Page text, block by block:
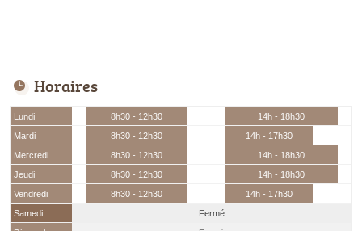
Horaires
Lundi 8h30 - 12h30
14h - 18h30
Mardi
8h30 - 12h30
14h - 17h30
Mercredi
8h30 - 12h30
14h - 18h30
Jeudi
8h30 - 12h30
14h - 18h30
Vendredi
8h30 - 12h30
14h - 17h30
Samedi
Fermé